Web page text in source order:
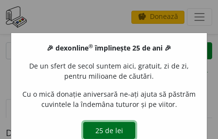
savings Donează
clear
opțiuni
definiții (1) pronunțievolume_up (1)
Definiția cu ID-ul 30100:
🎉 dexonline® împlinește 25 de ani 🎉
De un sfert de secol suntem aici, gratuit, zi de zi,
pentru milioane de căutări.
Cu o mică donație aniversară ne-ați ajuta să păstrăm
cuvintele la îndemâna tuturor și pe viitor.